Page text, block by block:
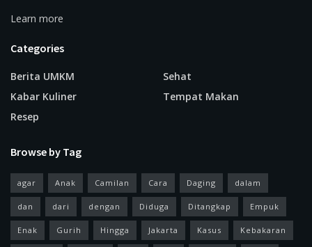
Learn more
Categories
Berita UMKM
Kabar Kuliner
Resep
Sehat
Tempat Makan
Browse by Tag
agar Anak Camilan Cara Daging dalam
dan dari dengan Diduga Ditangkap Empuk
Enak Gurih Hingga Jakarta Kasus Kebakaran